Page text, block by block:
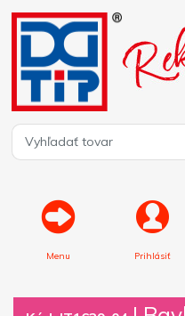
Menu Prihlásiť